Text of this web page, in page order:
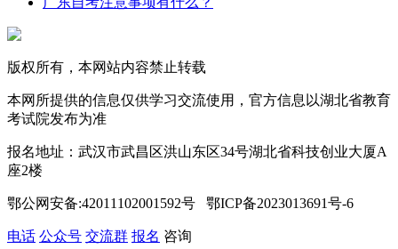
版权所有，本网站内容禁止转载
本网所提供的信息仅供学习交流使用，官方信息以湖北省教育
考试院发布为准
报名地址：武汉市武昌区洪山东区34号湖北省科技创业大厦A
座2楼
鄂公网安备:42011102001592号 鄂ICP备2023013691号-6
电话 公众号 交流群 报名 咨询